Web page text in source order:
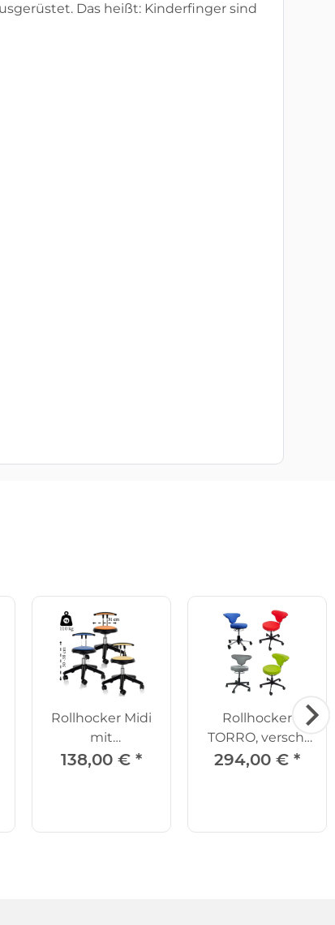
Das heißt: Kinderfinger sind
Rollhocker Midi
mit
Beckenstütze
138,00 € *
Rollhocker
TORRO, versch.
Farben
294,00 € *